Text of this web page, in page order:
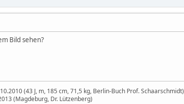
Bild sehen?
(43 J, m, 185 cm, 71,5 kg, Berlin-Buch Prof. Schaarschmidt)
(Magdeburg, Dr. Lützenberg)